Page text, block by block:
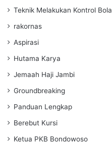
Teknik Melakukan Kontrol Bola
rakornas
Aspirasi
Hutama Karya
Jemaah Haji Jambi
Groundbreaking
Panduan Lengkap
Berebut Kursi
Ketua PKB Bondowoso